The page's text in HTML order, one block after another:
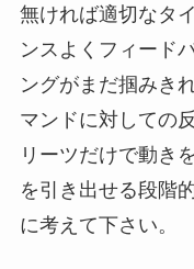
無ければ適切なタ
ンスよくフィード
ングがまだ掴みき
マンドに対しての
リーツだけで動き
を引き出せる段階
に考えて下さい。